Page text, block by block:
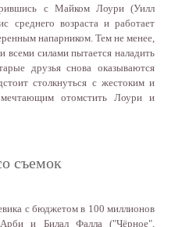
с Майком Лоури (Уилл
среднего возраста и работает
напарником. Тем не менее,
всеми силами пытается наладить
друзья снова оказываются
столкнуться с жестоким и
отомстить Лоури и
съемок
с бюджетом в 100 миллионов
и Билал Фалла ("Чёрное",